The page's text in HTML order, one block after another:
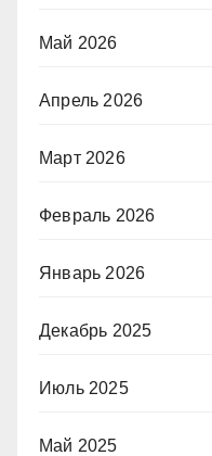
Май 2026
Апрель 2026
Март 2026
Февраль 2026
Январь 2026
Декабрь 2025
Июль 2025
Май 2025